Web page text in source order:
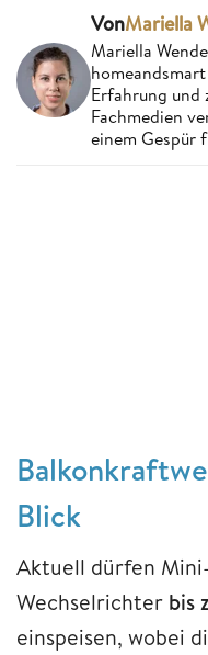
VonMariella
Mariella
Erfahrung und
Fachmedien
einem Gespür
Blick
Aktuell dürfen
Wechselrichter bis
einspeisen, wobei